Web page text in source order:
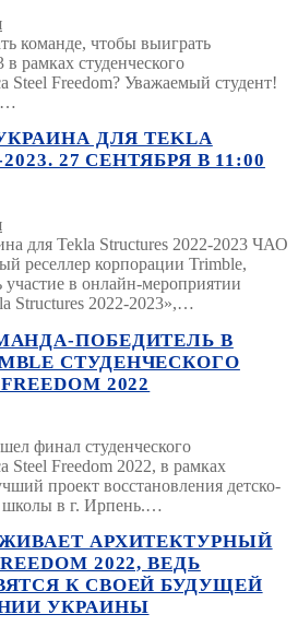
команде, чтобы выиграть
рамках студенческого
Steel Freedom? Уважаемый студент!
ДЛЯ TEKLA
2023. 27 СЕНТЯБРЯ В 11:00
для Tekla Structures 2022-2023 ЧАО
реселлер корпорации Trimble,
в онлайн-мероприятии
Structures 2022-2023»,…
ПОБЕДИТЕЛЬ В
СТУДЕНЧЕСКОГО
2022
финал студенческого
Steel Freedom 2022, в рамках
проект восстановления детско-
в г. Ирпень.…
АРХИТЕКТУРНЫЙ
2022, ВЕДЬ
К СВОЕЙ БУДУЩЕЙ
УКРАИНЫ